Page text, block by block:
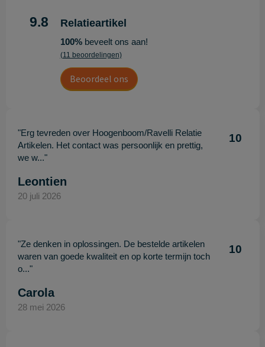
9.8 Relatieartikel
100%beveelt ons aan!
(11 beoordelingen)
Beoordeel ons
"Erg tevreden over Hoogenboom/Ravelli Relatie
Artikelen. Het contact was persoonlijk en prettig,
we w..."
10
Leontien
20 juli 2026
"Ze denken in oplossingen. De bestelde artikelen
waren van goede kwaliteit en op korte termijn toch
o..."
10
Carola
28 mei 2026